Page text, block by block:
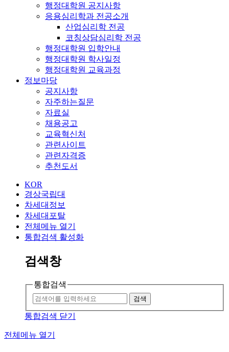
행정대학원 공지사항
응용심리학과 전공소개
산업심리학 전공
코칭상담심리학 전공
행정대학원 입학안내
행정대학원 학사일정
행정대학원 교육과정
정보마당
공지사항
자주하는질문
자료실
채용공고
교육혁신처
관련사이트
관련자격증
추천도서
KOR
경상국립대
차세대정보
차세대포탈
전체메뉴 열기
통합검색 활성화
검색창
통합검색
검색
통합검색 닫기
전체메뉴 열기